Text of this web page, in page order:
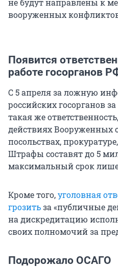
не будут направлены к
вооруженных
Появится
работе госорганов
С 5 апреля за ложную
российских госорганов
такая же
действиях Вооруженных
посольствах,
Штрафы составят до 5
максимальный срок
Кроме того,уголовная
грозитьза «публичные
на дискредитацию
своих полномочий за
Подорожало ОСАГО